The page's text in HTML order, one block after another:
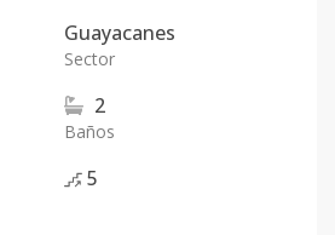
Guayacanes
Sector
2
Baños
5